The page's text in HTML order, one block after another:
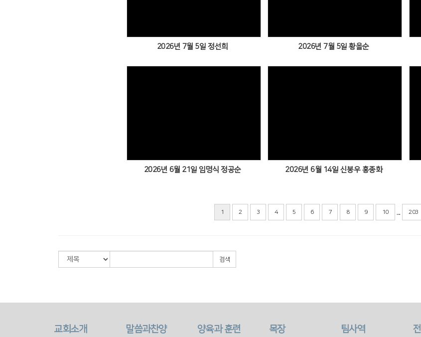
2026년 7월 5일 정선희 2026년 7월 5일 황을순
2026년 6월 21일 임명식 정공순 2026년 6월 14일 신봉우 홍종화
1 2 3 4 5 6 7 8 9 10 ... 203
검색
교회소개 말씀과찬양 양육과 훈련 목장 팀사역